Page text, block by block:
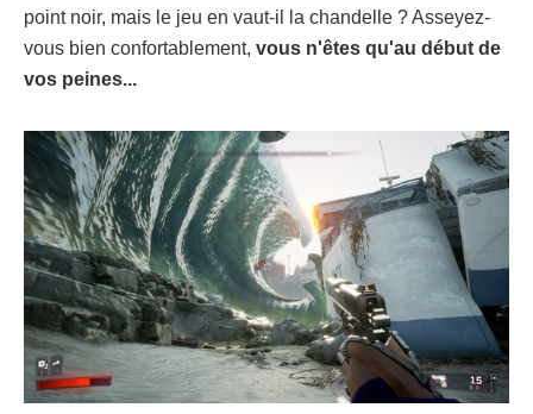
point noir, mais le jeu en vaut-il la chandelle ? Asseyez-
vous bien confortablement, vous n'êtes qu'au début de
vos peines...